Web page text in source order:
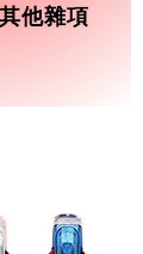
其他雜項